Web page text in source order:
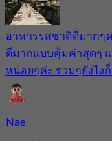
อาหารรสชาติดีมากๆ
ดีมากแบบคุ้มค่าสุดๆ
หน่อยๆค่ะ รวมๆยังไง
Nae